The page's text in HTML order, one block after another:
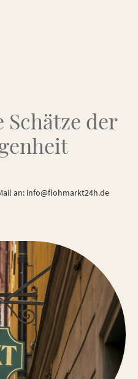
Schätze der
an: info@flohmarkt24h.de